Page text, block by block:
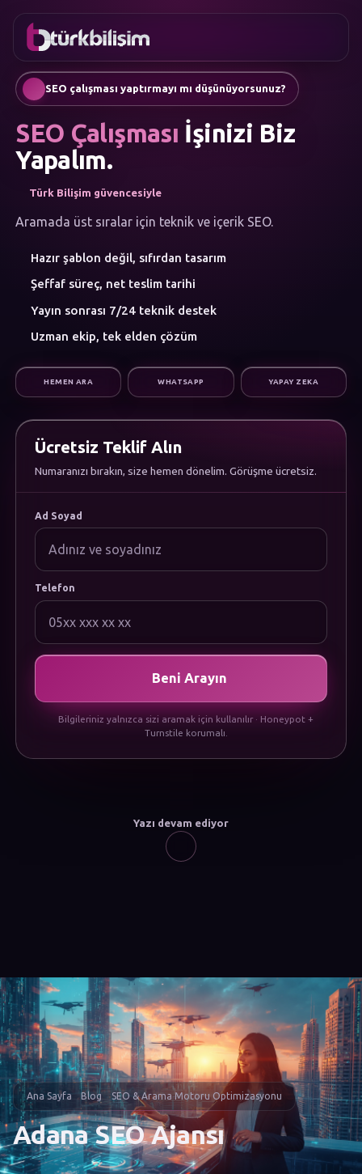
FAVORILER
Mobil Uygulama
AI Chatbot & Müşteri Asistanları
Sosyal Medya Yönetimi
Google Ads & Performans Pazarlaması
E-Ticaret
Yapay Zeka
Atölye
KATEGORILERI
Web Yazılım
Mobil Uygulama
Dijital Pazarlama
Hakkımızda
Kariyer
Dökümanlar
Uygulamamızı İndirin
Gizlilik Politikası
Çerez Politikası
Kullanım Koşulları
0216
755 3
555 SEO çalışması yaptırmayı mı düşünüyorsunuz?
SEO Çalışması İşinizi Biz
Yapalım.
Türk Bilişim güvencesiyle
Aramada üst sıralar için teknik ve içerik SEO.
Hazır şablon değil, sıfırdan tasarım
Şeffaf süreç, net teslim tarihi
Yayın sonrası 7/24 teknik destek
Uzman ekip, tek elden çözüm
HEMEN ARA WHATSAPP YAPAY ZEKA
Ücretsiz Teklif Alın
Numaranızı bırakın, size hemen dönelim. Görüşme ücretsiz.
Ad Soyad
Telefon
Beni Arayın
Bilgileriniz yalnızca sizi aramak için kullanılır · Honeypot +
Turnstile korumalı.
Yazı devam ediyor
Ana Sayfa Blog SEO & Arama Motoru Optimizasyonu
Adana SEO Ajansı